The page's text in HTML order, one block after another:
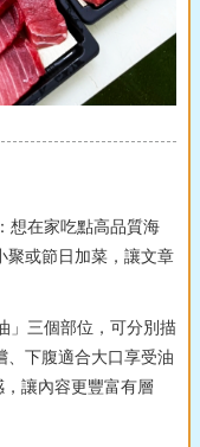
想在家吃點高品質海
聚或節日加菜，讓文章
」三個部位，可分別描
、下腹適合大口享受油
讓內容更豐富有層